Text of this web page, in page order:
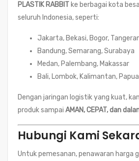
PLASTIK RABBIT ke berbagai kota
seluruh Indonesia, seperti:
Jakarta, Bekasi, Bogor,
Bandung, Semarang, Surabaya
Medan, Palembang, Makassar
Bali, Lombok, Kalimantan,
Dengan jaringan logistik yang kuat,
produk sampai AMAN, CEPAT, dan
Hubungi Kami
Untuk pemesanan, penawaran harga